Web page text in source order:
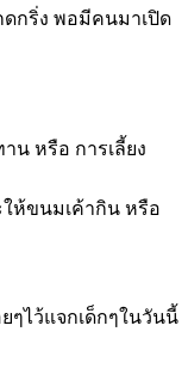
ดกริ่ง พอมีคนมาเปิด
น หรือ การเลี้ยง
ห้ขนมเค้ากิน หรือ
ๆไว้แจกเด็กๆในวันนี้